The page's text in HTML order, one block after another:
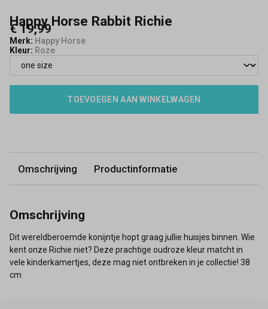
Happy Horse Rabbit Richie
€ 19,99
Merk: Happy Horse
Kleur: Roze
TOEVOEGEN AAN WINKELWAGEN
Omschrijving Productinformatie
Omschrijving
Dit wereldberoemde konijntje hopt graag jullie huisjes binnen. Wie
kent onze Richie niet? Deze prachtige oudroze kleur matcht in
vele kinderkamertjes, deze mag niet ontbreken in je collectie! 38
cm